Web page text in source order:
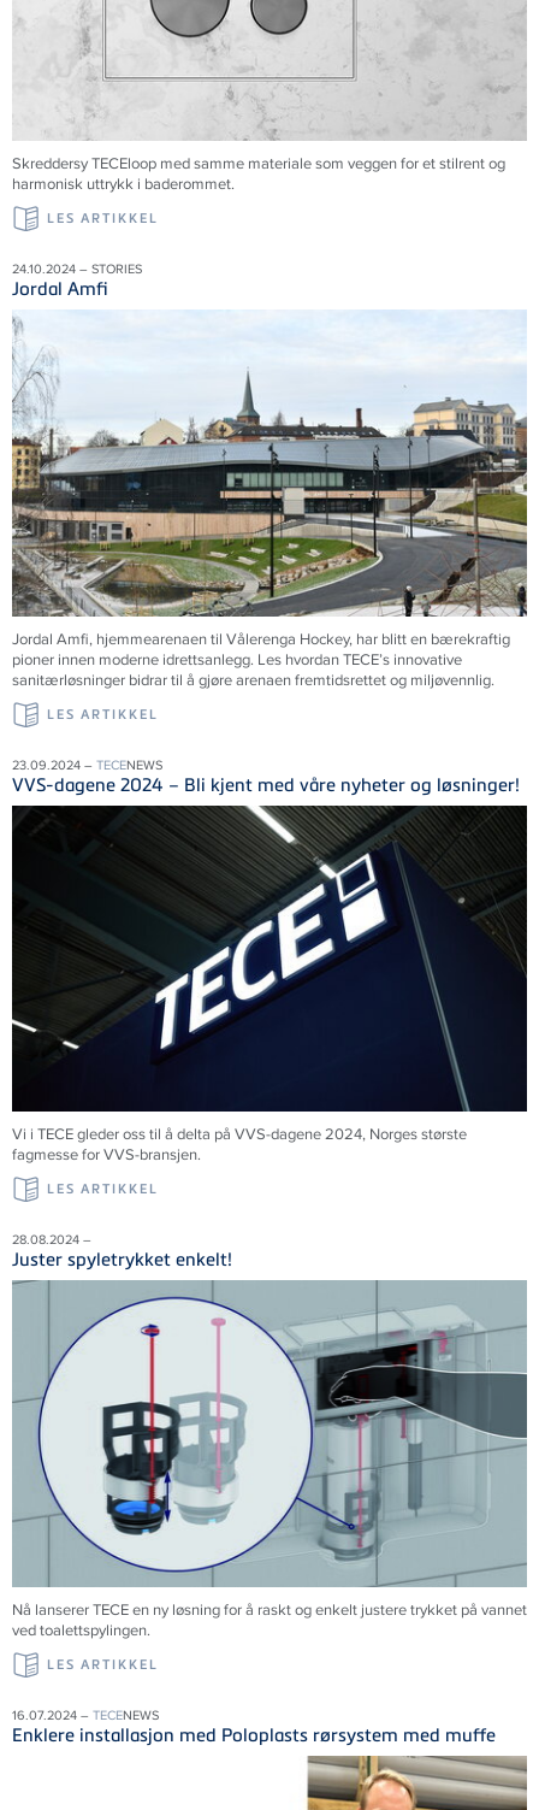
Skreddersy TECEloop med samme materiale som veggen for et stilrent og
harmonisk uttrykk i baderommet.
LES ARTIKKEL
24.10.2024 – STORIES
Jordal Amfi
Jordal Amfi, hjemmearenaen til Vålerenga Hockey, har blitt en bærekraftig
pioner innen moderne idrettsanlegg. Les hvordan TECE’s innovative
sanitærløsninger bidrar til å gjøre arenaen fremtidsrettet og miljøvennlig.
LES ARTIKKEL
23.09.2024 – TECENEWS
VVS-dagene 2024 – Bli kjent med våre nyheter og løsninger!
Vi i TECEgleder oss til å delta på VVS-dagene 2024, Norges største
fagmesse for VVS-bransjen.
LES ARTIKKEL
28.08.2024 –
Juster spyletrykket enkelt!
Nå lansererTECEen ny løsning for å raskt og enkelt justere trykket på vannet
ved toalettspylingen.
LES ARTIKKEL
16.07.2024 – TECENEWS
Enklere installasjon med Poloplasts rørsystem med muffe